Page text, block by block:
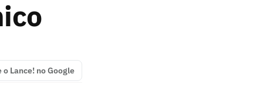
o Lance! no Google